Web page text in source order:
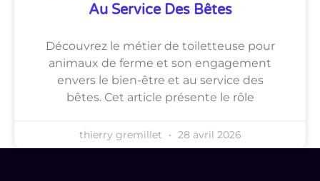
Au Service Des Bêtes
Découvrez le métier de toiletteuse pour
animaux de ferme et son engagement
envers le bien-être et au service des
bêtes. Cet article présente le rôle
thierry gremillet 28 avril 2026